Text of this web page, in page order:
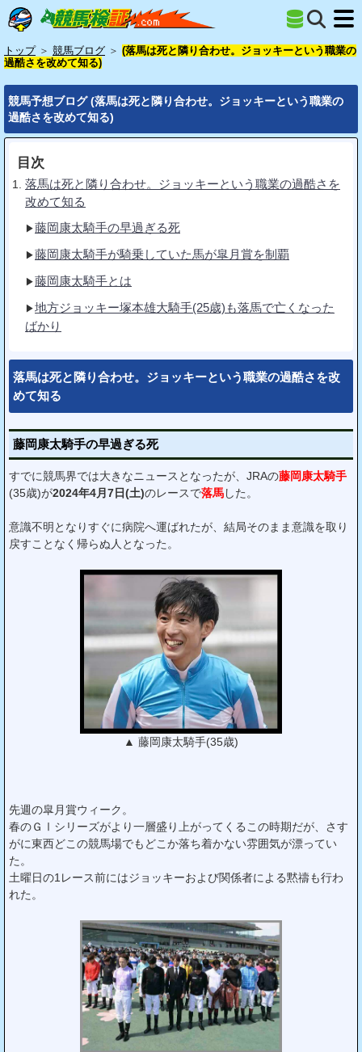
トップ ＞ 競馬ブログ ＞ (落馬は死と隣り合わせ。ジョッキーという職業の
過酷さを改めて知る)
競馬予想ブログ (落馬は死と隣り合わせ。ジョッキーという職業の
過酷さを改めて知る)
目次
落馬は死と隣り合わせ。ジョッキーという職業の過酷さを
改めて知る
藤岡康太騎手の早過ぎる死
藤岡康太騎手が騎乗していた馬が皐月賞を制覇
藤岡康太騎手とは
地方ジョッキー塚本雄大騎手(25歳)も落馬で亡くなった
ばかり
落馬は死と隣り合わせ。ジョッキーという職業の過酷さを改
めて知る
藤岡康太騎手の早過ぎる死
すでに競馬界では大きなニュースとなったが、JRAの藤岡康太騎手
(35歳)が2024年4月7日(土)のレースで落馬した。
意識不明となりすぐに病院へ運ばれたが、結局そのまま意識を取り
戻すことなく帰らぬ人となった。
▲ 藤岡康太騎手(35歳)
先週の皐月賞ウィーク。
春のＧⅠシリーズがより一層盛り上がってくるこの時期だが、さす
がに東西どこの競馬場でもどこか落ち着かない雰囲気が漂ってい
た。
土曜日の1レース前にはジョッキーおよび関係者による黙禱も行わ
れた。